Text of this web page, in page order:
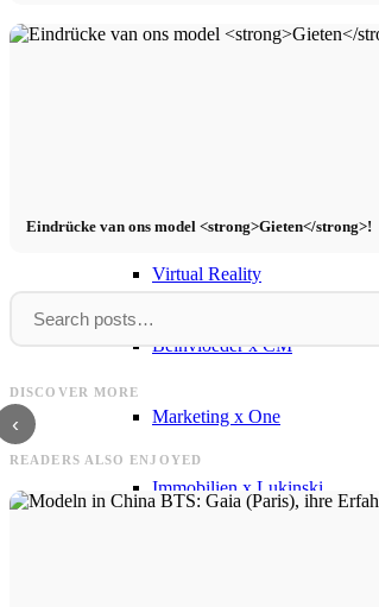
Virtual Reality
Beïnvloeder x CM
Marketing x One
Immobilien x Lukinski
Eindrücke van ons model <strong>Gieten</strong>!
DISCOVER MORE
‹
Basile Lafrej en Dohoo Kang
READERS ALSO ENJOYED